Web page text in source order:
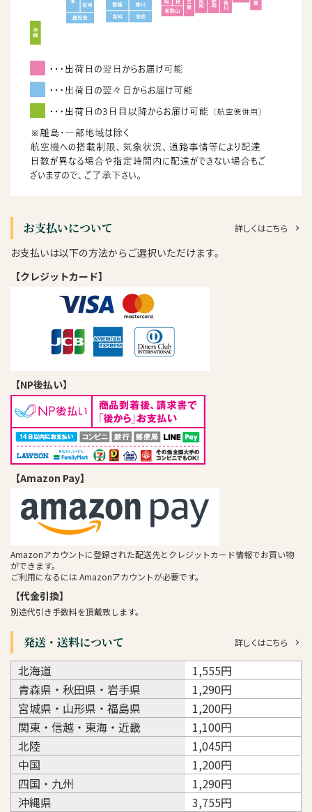
お支払いについて 詳しくはこちら
お支払いは以下の方法からご選択いただけます。
【クレジットカード】
【NP後払い】
【Amazon Pay】
Amazonアカウントに登録された配送先とクレジットカード情報でお買い物
ができます。
ご利用になるには Amazonアカウントが必要です。
【代金引換】
別途代引き手数料を頂戴致します。
発送・送料について 詳しくはこちら
北海道
1,555円
青森県・秋田県・岩手県
1,290円
宮城県・山形県・福島県
1,200円
関東・信越・東海・近畿
1,100円
北陸
1,045円
中国
1,200円
四国・九州
1,290円
沖縄県
3,755円